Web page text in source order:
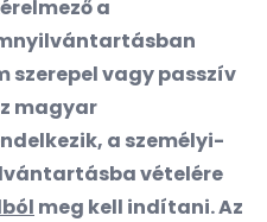
a
szerepel vagy passzív
magyar
a személyi-
vételére
meg kell indítani.Az